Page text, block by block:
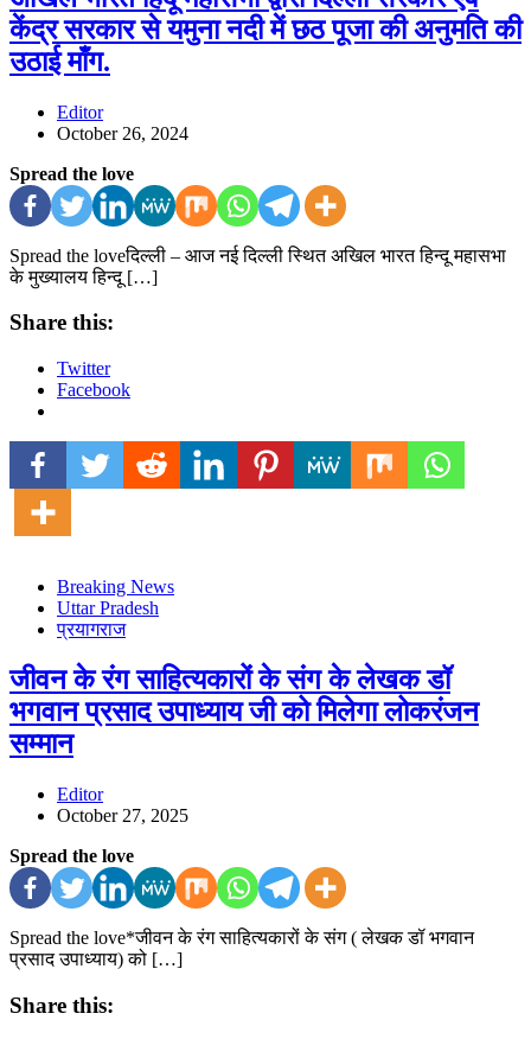
केंद्र सरकार से यमुना नदी में छठ पूजा की अनुमति की
उठाई माँग.
Editor
October 26, 2024
Spread the love
Spread the loveदिल्ली – आज नई दिल्ली स्थित अखिल भारत हिन्दू महासभा
के मुख्यालय हिन्दू […]
Share this:
Twitter
Facebook
Breaking News
Uttar Pradesh
प्रयागराज
जीवन के रंग साहित्यकारों के संग के लेखक डॉ
भगवान प्रसाद उपाध्याय जी को मिलेगा लोकरंजन
सम्मान
Editor
October 27, 2025
Spread the love
Spread the love*जीवन के रंग साहित्यकारों के संग ( लेखक डॉ भगवान
प्रसाद उपाध्याय) को […]
Share this: